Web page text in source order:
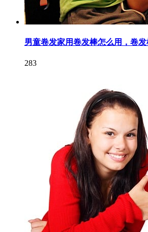
男童卷发家用卷发棒怎么用，卷
283